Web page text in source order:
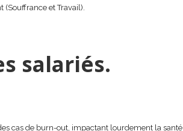
(Souffrance et Travail).
salariés.
cas de burn-out, impactant lourdement la